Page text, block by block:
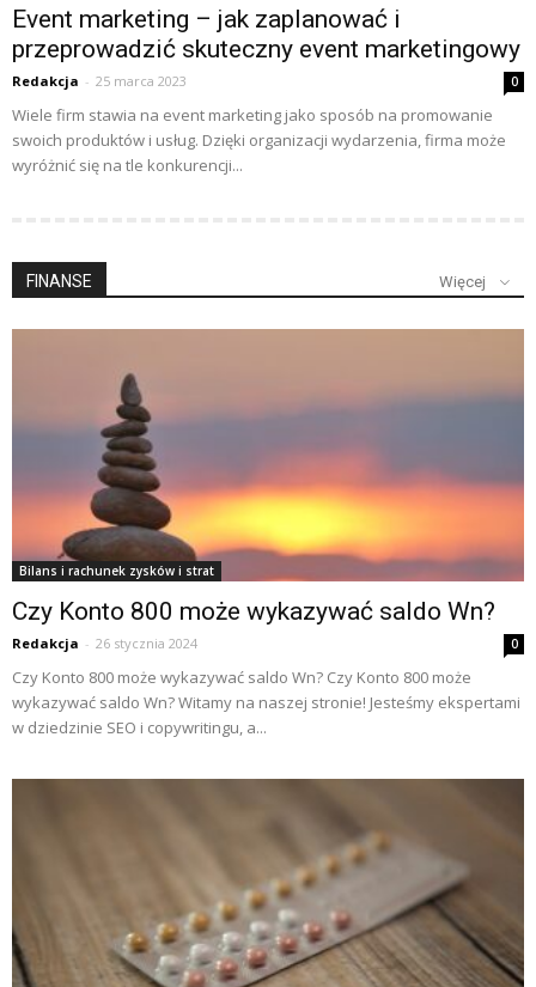
Event marketing – jak zaplanować i
przeprowadzić skuteczny event marketingowy
Redakcja - 25 marca 2023 0
Wiele firm stawia na event marketing jako sposób na promowanie
swoich produktów i usług. Dzięki organizacji wydarzenia, firma może
wyróżnić się na tle konkurencji...
FINANSE Więcej
Bilans i rachunek zysków i strat
Czy Konto 800 może wykazywać saldo Wn?
Redakcja - 26 stycznia 2024 0
Czy Konto 800 może wykazywać saldo Wn? Czy Konto 800 może
wykazywać saldo Wn? Witamy na naszej stronie! Jesteśmy ekspertami
w dziedzinie SEO i copywritingu, a...